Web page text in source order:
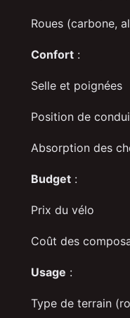
Roues (carbone,
Confort :
Selle et poignées
Position de
Absorption des
Budget :
Prix du vélo
Coût des
Usage :
Type de terrain